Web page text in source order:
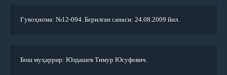
Гувоҳнома: №12-094. Берилган санаси: 24.08.2009 йил.
Бош муҳаррир: Юлдашев Тимур Юсуфович.